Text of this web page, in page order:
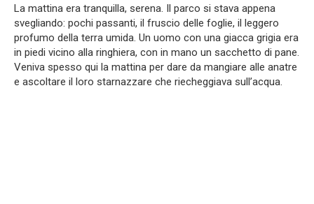
La mattina era tranquilla, serena. Il parco si stava appena
svegliando: pochi passanti, il fruscio delle foglie, il leggero
profumo della terra umida. Un uomo con una giacca grigia era
in piedi vicino alla ringhiera, con in mano un sacchetto di pane.
Veniva spesso qui la mattina per dare da mangiare alle anatre
e ascoltare il loro starnazzare che riecheggiava sull’acqua.